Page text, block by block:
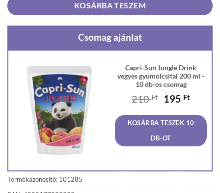
KOSÁRBA TESZEM
Csomag ajánlat
Capri-Sun Jungle Drink
vegyes gyümölcsital 200 ml -
10 db-os csomag
210Ft
Original
was:
210 Ft.
195 Ft
is:
195
KOSÁRBA TESZEK 10
DB-OT
Termékazonosító: 101285